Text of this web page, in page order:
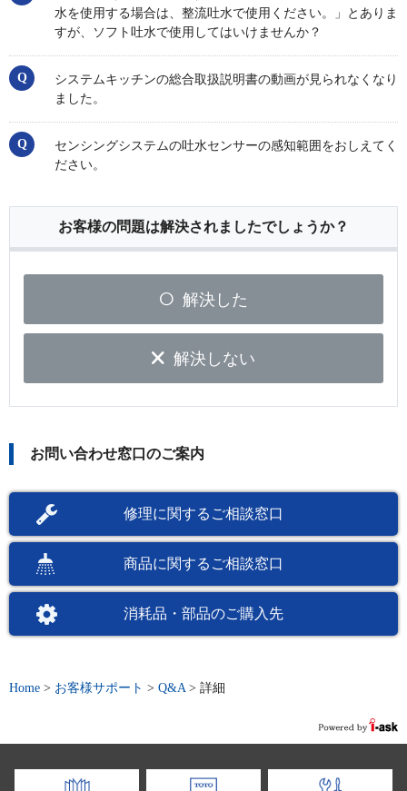
水を使用する場合は、整流吐水で使用ください。」とありま
すが、ソフト吐水で使用してはいけませんか？
システムキッチンの総合取扱説明書の動画が見られなくなり
ました。
センシングシステムの吐水センサーの感知範囲をおしえてく
ださい。
お客様の問題は解決されましたでしょうか？
解決した
解決しない
お問い合わせ窓口のご案内
修理に関するご相談窓口
商品に関するご相談窓口
消耗品・部品のご購入先
Home > お客様サポート > Q&A > 詳細